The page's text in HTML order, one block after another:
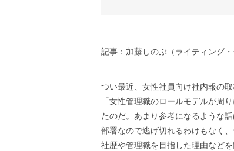
記事：加藤しのぶ（ライティング・
つい最近、女性社員向け社内報の取
「女性管理職のロールモデルが周
たのだ。あまり参考になるような
部署なので逃げ切れるわけもなく
社歴や管理職を目指した理由など